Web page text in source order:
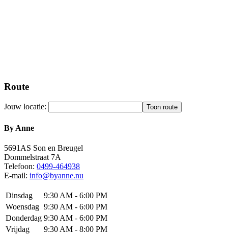
Route
Jouw locatie:
By Anne
5691AS Son en Breugel
Dommelstraat 7A
Telefoon: 0499-464938
E-mail: info@byanne.nu
Dinsdag
9:30 AM - 6:00 PM
Woensdag 9:30 AM - 6:00 PM
Donderdag 9:30 AM - 6:00 PM
Vrijdag
9:30 AM - 8:00 PM